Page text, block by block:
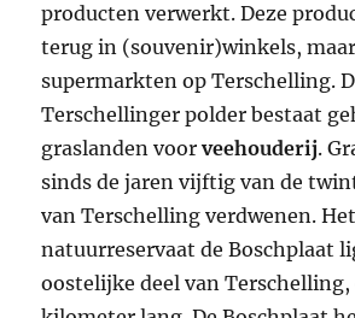
producten verwerkt. Deze
terug in (souvenir)winkels,
supermarkten op Terschelling.
Terschellinger polder bestaat
graslanden voorveehouderij.
sinds de jaren vijftig van de
van Terschelling verdwenen. Het
natuurreservaat de Boschplaat
oostelijke deel van